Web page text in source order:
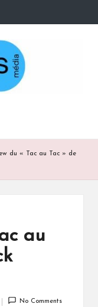
du « Tac au Tac » de
au
No Comments